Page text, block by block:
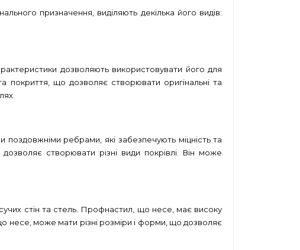
призначення, виділяють декілька його видів:
дозволяють використовувати його для
покриття, що дозволяє створювати оригінальні та
ребрами, які забезпечують міцність та
створювати різні види покрівлі. Він може
стін та стель. Профнастил, що несе, має високу
несе, може мати різні розміри і форми, що дозволяє